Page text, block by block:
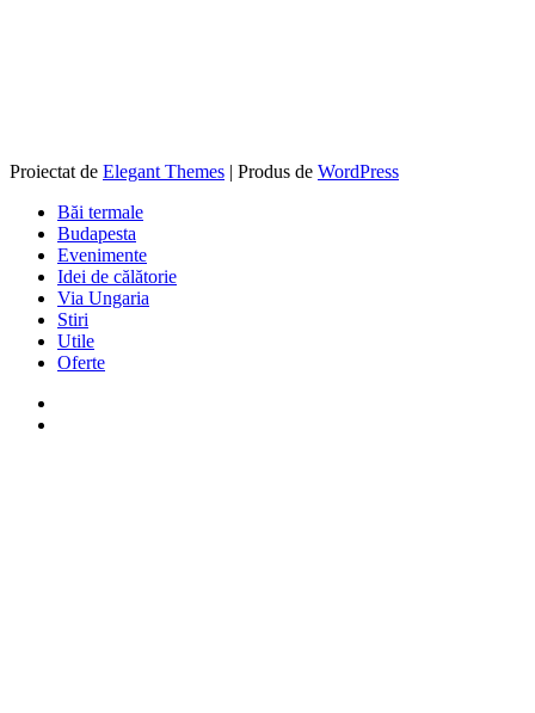
Proiectat de Elegant Themes | Produs de WordPress
Băi termale
Budapesta
Evenimente
Idei de călătorie
Via Ungaria
Stiri
Utile
Oferte